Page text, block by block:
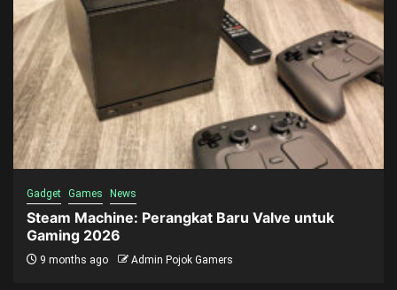
Gadget Games News
Steam Machine: Perangkat Baru Valve untuk
Gaming 2026
9 months ago Admin Pojok Gamers